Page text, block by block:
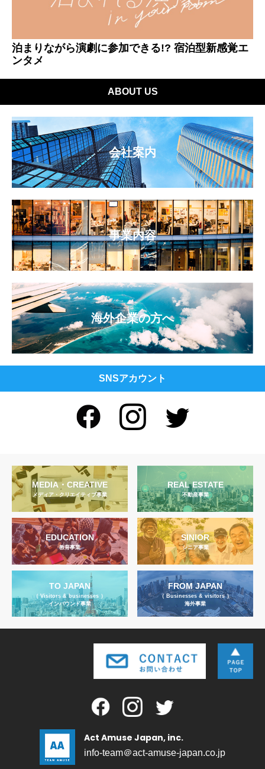
泊まりながら演劇に参加できる!? 宿泊型新感覚エ
ンタメ
ABOUT US
会社案内
事業内容
海外企業の方へ
SNSアカウント
MEDIA・CREATIVE
メディア・クリエイティブ事業
REAL ESTATE
不動産事業
EDUCATION
教育事業
SINIOR
シニア事業
TO JAPAN
（ Visitors & businesses ）
インバウンド事業
FROM JAPAN
（ Businesses & visitors ）
海外事業
Act Amuse Japan, inc.
info-team＠act-amuse-japan.co.jp